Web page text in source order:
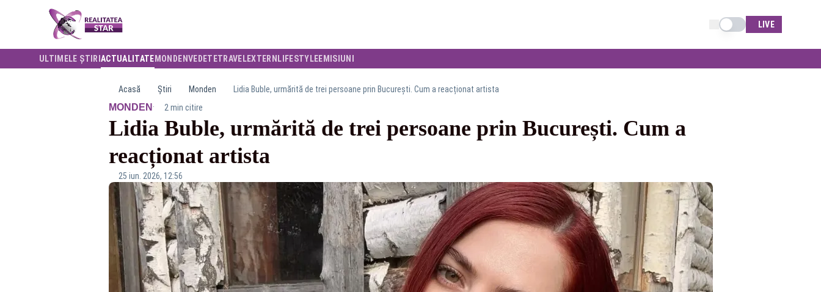
Schimba tema
LIVE
ULTIMELE ȘTIRI ACTUALITATE MONDENVEDETETRAVELEXTERN LIFESTYLEEMISIUNI
Acasă Știri Monden Lidia Buble, urmărită de trei persoane prin București. Cum a reacționat artista
MONDEN · 2 min citire
Lidia Buble, urmărită de trei persoane prin București. Cum a
reacționat artista
25 iun. 2026, 12:56